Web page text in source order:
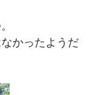
かったようだ